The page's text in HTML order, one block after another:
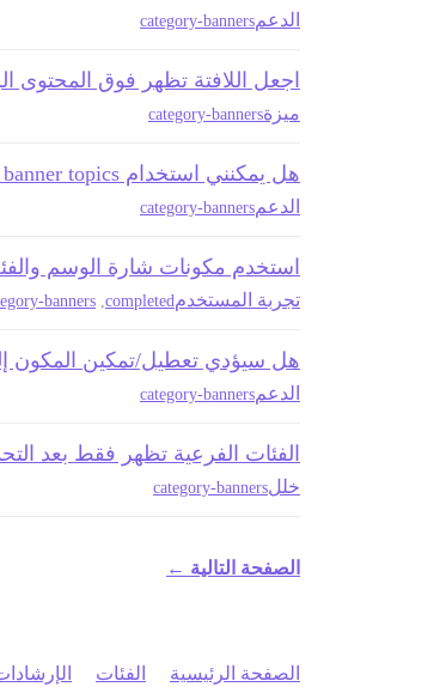
الدعمcategory-banners
اجعل اللافتة تظهر فوق المحتوى
ميزةcategory-banners
هل يمكنني استخدام banner topics مع Category Banner component؟
الدعمcategory-banners
استخدم مكونات شارة الوسم
تجربة المستخدمcompleted
banners
هل سيؤدي تعطيل/تمكين المكون
الدعمcategory-banners
الفئات الفرعية تظهر فقط بعد
خللcategory-banners
الصفحة التالية ←
الصفحة الرئيسية الفئات